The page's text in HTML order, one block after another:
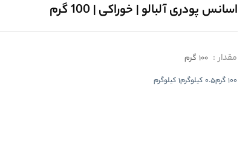
اسانس پودری آلبالو | خوراکی | 100 گرم
مقدار : 100 گرم
100 گرم 0.5 کیلوگرم 1 کیلوگرم